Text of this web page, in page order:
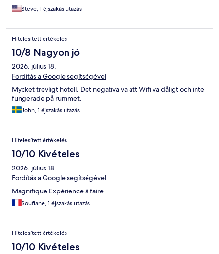
Steve, 1 éjszakás utazás
Hitelesített értékelés
10/8 Nagyon jó
2026. július 18.
Fordítás a Google segítségével
Mycket trevligt hotell. Det negativa va att Wifi va dåligt och inte
fungerade på rummet.
John, 1 éjszakás utazás
Hitelesített értékelés
10/10 Kivételes
2026. július 18.
Fordítás a Google segítségével
Magnifique Expérience à faire
Soufiane, 1 éjszakás utazás
Hitelesített értékelés
10/10 Kivételes